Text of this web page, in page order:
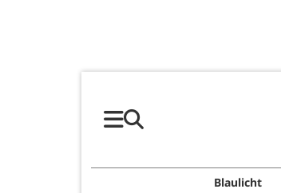
Blaulicht